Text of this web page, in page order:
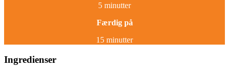
5 minutter
Færdig på
15 minutter
Ingredienser